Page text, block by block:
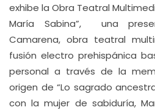
exhibe la Obra Teatral
María Sabina”, una
Camarena, obra teatral
fusión electro prehispánica
personal a través de la
origen de “Lo sagrado
con la mujer de sabiduría,